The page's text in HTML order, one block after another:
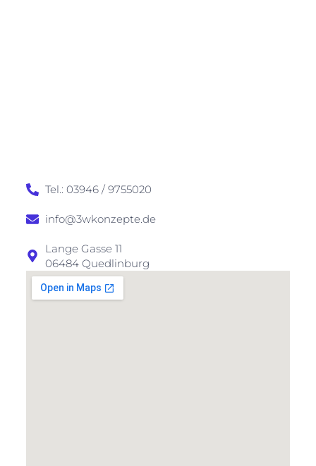
Tel.: 03946 / 9755020
info@3wkonzepte.de
Lange Gasse 11
06484 Quedlinburg